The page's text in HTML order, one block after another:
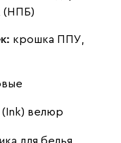
(НПБ)
крошка ППУ,
велюр
для белья